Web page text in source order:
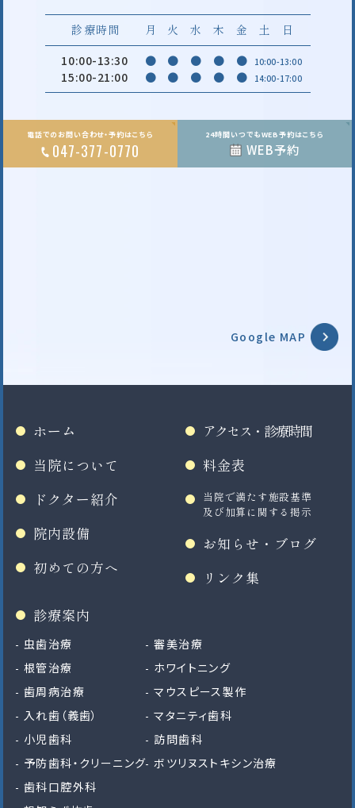
診療時間 月 火 水 木 金 土
日
10:00-13:30
● ● ● ● ● 10:00-13:00
15:00-21:00 ● ● ● ● ● 14:00-17:00
電話でのお問い合わせ・予約はこちら
047-377-0770
24時間いつでもWEB予約はこちら
WEB予約
Google MAP
ホーム
当院について
ドクター紹介
院内設備
初めての方へ
アクセス・診療時間
料金表
当院で満たす施設基準
及び加算に関する掲示
お知らせ・ブログ
リンク集
診療案内
虫歯治療
根管治療
歯周病治療
入れ歯（義歯）
小児歯科
予防歯科・クリーニング
歯科口腔外科
審美治療
ホワイトニング
マウスピース製作
マタニティ歯科
訪問歯科
ボツリヌストキシン治療